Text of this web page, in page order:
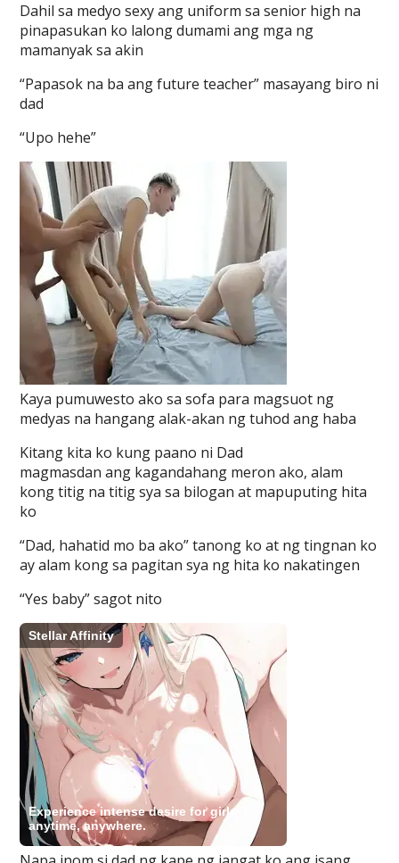
Dahil sa medyo sexy ang uniform sa senior high na
pinapasukan ko lalong dumami ang mga ng
mamanyak sa akin
“Papasok na ba ang future teacher” masayang biro ni
dad
“Upo hehe”
Kaya pumuwesto ako sa sofa para magsuot ng
medyas na hangang alak-akan ng tuhod ang haba
Kitang kita ko kung paano ni Dad
magmasdan ang kagandahang meron ako, alam
kong titig na titig sya sa bilogan at mapuputing hita
ko
“Dad, hahatid mo ba ako” tanong ko at ng tingnan ko
ay alam kong sa pagitan sya ng hita ko nakatingen
“Yes baby” sagot nito